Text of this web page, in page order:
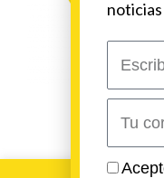
2026
noticias
nombre